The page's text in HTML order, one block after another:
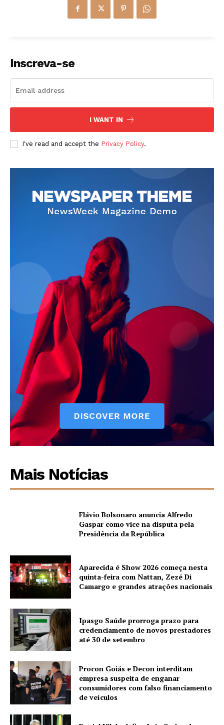
Inscreva-se
I WANT IN
I've read and accept the Privacy Policy.
Mais Notícias
Flávio Bolsonaro anuncia Alfredo
Gaspar como vice na disputa pela
Presidência da República
Aparecida é Show 2026 começa nesta
quinta-feira com Nattan, Zezé Di
Camargo e grandes atrações nacionais
Ipasgo Saúde prorroga prazo para
credenciamento de novos prestadores
até 30 de setembro
Procon Goiás e Decon interditam
empresa suspeita de enganar
consumidores com falso financiamento
de veículos